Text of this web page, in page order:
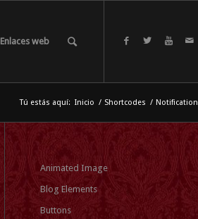
Enlaces web
Tú estás aquí: Inicio / Shortcodes / Notification
Animated Image
Blog Elements
Buttons